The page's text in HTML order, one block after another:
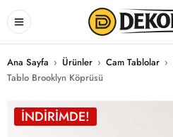
Ana Sayfa › Ürünler › Cam Tablolar ›
Tablo Brooklyn Köprüsü
İNDIRIMDE!